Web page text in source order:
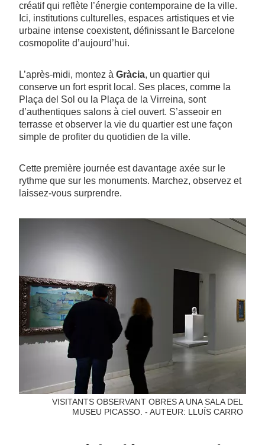
créatif qui reflète l’énergie contemporaine de la ville.
Ici, institutions culturelles, espaces artistiques et vie
urbaine intense coexistent, définissant le Barcelone
cosmopolite d’aujourd’hui.
L’après-midi, montez à Gràcia, un quartier qui
conserve un fort esprit local. Ses places, comme la
Plaça del Sol ou la Plaça de la Virreina, sont
d’authentiques salons à ciel ouvert. S’asseoir en
terrasse et observer la vie du quartier est une façon
simple de profiter du quotidien de la ville.
Cette première journée est davantage axée sur le
rythme que sur les monuments. Marchez, observez et
laissez-vous surprendre.
VISITANTS OBSERVANT OBRES A UNA SALA DEL
MUSEU PICASSO. - AUTEUR: LLUÍS CARRO